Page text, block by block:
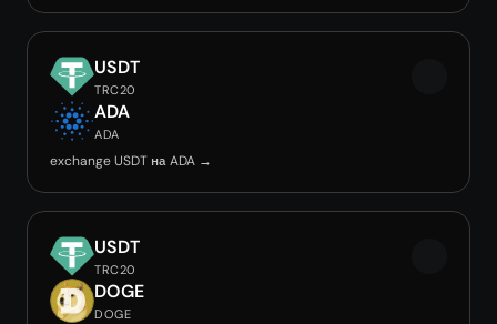
USDT
TRC20
ADA
ADA
exchange USDT на ADA →
USDT
TRC20
DOGE
DOGE